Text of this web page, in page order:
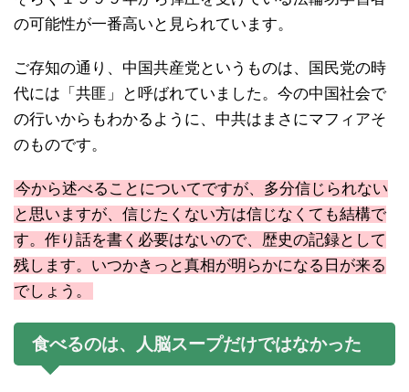
の可能性が一番高いと見られています。
ご存知の通り、中国共産党というものは、国民党の時
代には「共匪」と呼ばれていました。今の中国社会で
の行いからもわかるように、中共はまさにマフィアそ
のものです。
今から述べることについてですが、多分信じられない
と思いますが、信じたくない方は信じなくても結構で
す。作り話を書く必要はないので、歴史の記録として
残します。いつかきっと真相が明らかになる日が来る
でしょう。
食べるのは、人脳スープだけではなかった